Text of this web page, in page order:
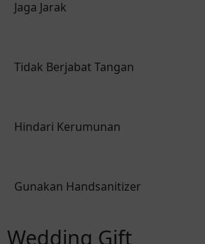
Jaga Jarak
Tidak Berjabat Tangan
Hindari Kerumunan
Gunakan Handsanitizer
Wedding Gift